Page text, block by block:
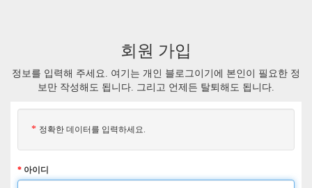
회원 가입
정보를 입력해 주세요. 여기는 개인 블로그이기에 본인이 필요한 정
보만 작성해도 됩니다. 그리고 언제든 탈퇴해도 됩니다.
* 정확한 데이터를 입력하세요.
* 아이디